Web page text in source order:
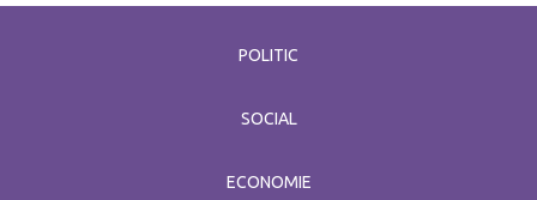
POLITIC
SOCIAL
ECONOMIE